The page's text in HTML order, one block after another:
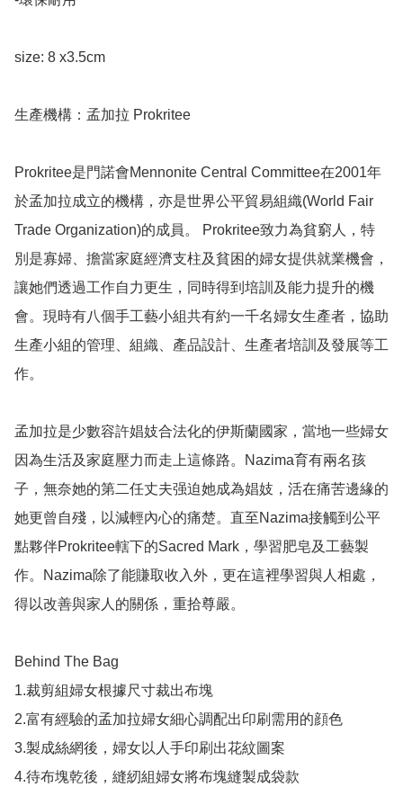
size: 8 x3.5cm
生產機構：孟加拉 Prokritee
Prokritee是門諾會Mennonite Central Committee在2001年
於孟加拉成立的機構，亦是世界公平貿易組織(World Fair
Trade Organization)的成員。 Prokritee致力為貧窮人，特
別是寡婦、擔當家庭經濟支柱及貧困的婦女提供就業機會，
讓她們透過工作自力更生，同時得到培訓及能力提升的機
會。現時有八個手工藝小組共有約一千名婦女生產者，協助
生產小組的管理、組織、產品設計、生產者培訓及發展等工
作。
孟加拉是少數容許娼妓合法化的伊斯蘭國家，當地一些婦女
因為生活及家庭壓力而走上這條路。Nazima育有兩名孩
子，無奈她的第二任丈夫强迫她成為娼妓，活在痛苦邊緣的
她更曾自殘，以減輕內心的痛楚。直至Nazima接觸到公平
點夥伴Prokritee轄下的Sacred Mark，學習肥皂及工藝製
作。Nazima除了能賺取收入外，更在這裡學習與人相處，
得以改善與家人的關係，重拾尊嚴。
Behind The Bag
1.裁剪組婦女根據尺寸裁出布塊
2.富有經驗的孟加拉婦女細心調配出印刷需用的顔色
3.製成絲網後，婦女以人手印刷出花紋圖案
4.待布塊乾後，縫紉組婦女將布塊縫製成袋款